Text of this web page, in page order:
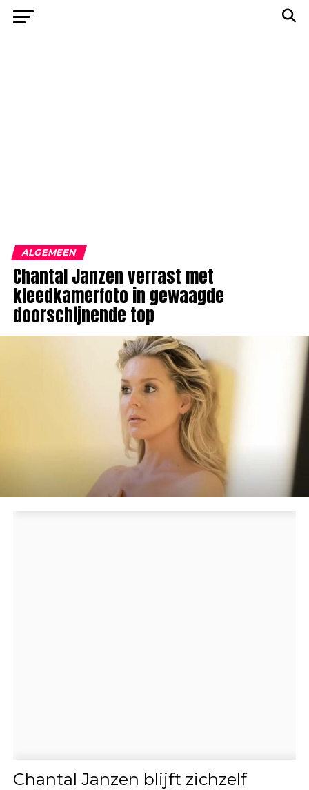
ALGEMEEN
Chantal Janzen verrast met
kleedkamerfoto in gewaagde
doorschijnende top
Chantal Janzen blijft zichzelf